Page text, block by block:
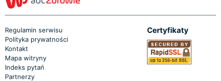
Regulamin serwisu
Polityka prywatności
Kontakt
Mapa witryny
Indeks pytań
Partnerzy
Certyfikaty